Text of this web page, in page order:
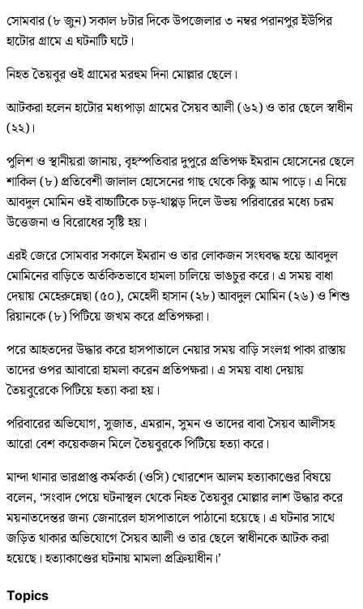
সোমবার (৮ জুন) সকাল ৮টার দিকে উপজেলার ৩ নম্বর পরানপুর ইউপির
হাটোর গ্রামে এ ঘটনাটি ঘটে।
নিহত তৈয়বুর ওই গ্রামের মরহুম দিনা মোল্লার ছেলে।
আটকরা হলেন হাটোর মধ্যপাড়া গ্রামের সৈয়ব আলী (৬২) ও তার ছেলে স্বাধীন
(২২)।
পুলিশ ও স্থানীয়রা জানায়, বৃহস্পতিবার দুপুরে প্রতিপক্ষ ইমরান হোসেনের ছেলে
শাকিল (৮) প্রতিবেশী জালাল হোসেনের গাছ থেকে কিছু আম পাড়ে। এ নিয়ে
আবদুল মোমিন ওই বাচ্চাটিকে চড়-থাপ্পড় দিলে উভয় পরিবারের মধ্যে চরম
উত্তেজনা ও বিরোধের সৃষ্টি হয়।
এরই জেরে সোমবার সকালে ইমরান ও তার লোকজন সংঘবদ্ধ হয়ে আবদুল
মোমিনের বাড়িতে অর্তকিতভাবে হামলা চালিয়ে ভাঙচুর করে। এ সময় বাধা
দেয়ায় মেহেরুন্নেছা (৫০), মেহেদী হাসান (২৮) আবদুল মোমিন (২৬) ও শিশু
রিয়ানকে (৮) পিটিয়ে জখম করে প্রতিপক্ষরা।
পরে আহতদের উদ্ধার করে হাসপাতালে নেয়ার সময় বাড়ি সংলগ্ন পাকা রাস্তায়
তাদের ওপর আবারো হামলা করেন প্রতিপক্ষরা। এ সময় বাধা দেয়ায়
তৈয়বুরেকে পিটিয়ে হত্যা করা হয়।
পরিবারের অভিযোগ, সুজাত, এমরান, সুমন ও তাদের বাবা সৈয়ব আলীসহ
আরো বেশ কয়েকজন মিলে তৈয়বুরকে পিটিয়ে হত্যা করে।
মান্দা থানার ভারপ্রাপ্ত কর্মকর্তা (ওসি) খোরশেদ আলম হত্যাকাণ্ডের বিষয়ে
বলেন, ‘সংবাদ পেয়ে ঘটনাস্থল থেকে নিহত তৈয়বুর মোল্লার লাশ উদ্ধার করে
ময়নাতদেন্তর জন্য জেনারেল হাসপাতালে পাঠানো হয়েছে। এ ঘটনার সাথে
জড়িত থাকার অভিযোগে সৈয়ব আলী ও তার ছেলে স্বাধীনকে আটক করা
হয়েছে। হত্যাকাণ্ডের ঘটনায় মামলা প্রক্রিয়াধীন।’
Topics